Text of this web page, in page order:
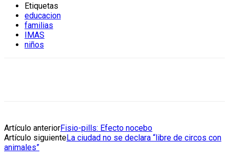
Etiquetas
educacion
familias
IMAS
niños
Artículo anteriorFisio-pills: Efecto nocebo
Artículo siguienteLa ciudad no se declara “libre de circos con
animales”